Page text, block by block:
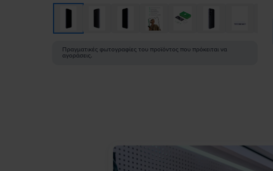
Πραγματικές φωτογραφίες του προϊόντος που πρόκειται να
αγοράσεις.